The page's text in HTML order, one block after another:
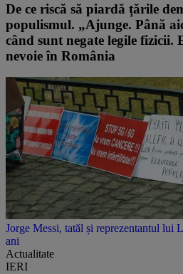
De ce riscă să piardă țările
populismul. „Ajunge. Până
când sunt negate legile fizicii.
nevoie în România
Jorge Messi, tatăl și reprezentantul lui
ani
Actualitate
IERI